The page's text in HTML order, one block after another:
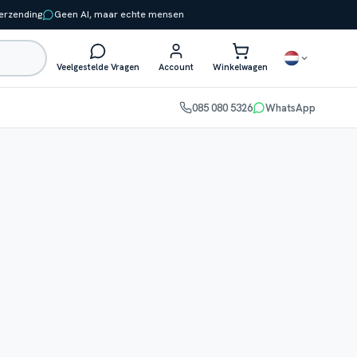
Geen AI, maar echte mensen
Veelgestelde Vragen Account Winkelwagen
085 080 5326 WhatsApp